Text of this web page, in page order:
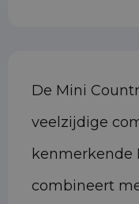
De Mini
veelzijdige
kenmerkende
combineert